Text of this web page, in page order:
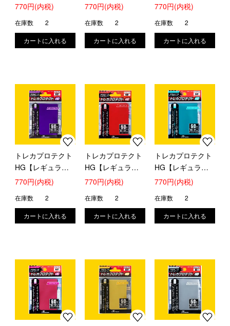
ー】(メタリックブ
770円(内税)
在庫数 2
ー】(メタリックブ
770円(内税)
在庫数 2
ー】(メタリックグ
770円(内税)
在庫数 2
トレカプロテクト
HG【レギュラ
ー】(メタリックパ
770円(内税)
在庫数 2
トレカプロテクト
HG【レギュラ
ー】(メタリックレ
770円(内税)
在庫数 2
トレカプロテクト
HG【レギュラ
ー】(メタリックタ
770円(内税)
在庫数 2